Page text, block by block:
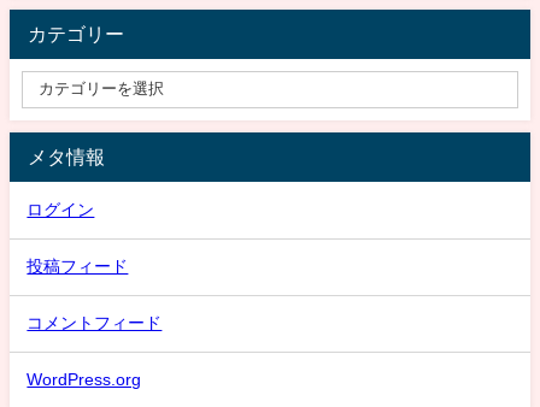
カテゴリー
メタ情報
ログイン
投稿フィード
コメントフィード
WordPress.org